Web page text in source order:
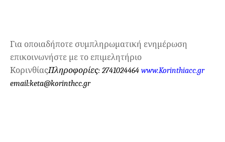
Για οποιαδήποτε συμπληρωματική ενημέρωση
επικοινωνήστε με το επιμελητήριο
ΚορινθίαςΠληροφορίες: 2741024464 www.Korinthiacc.gr
email:keta@korinthcc.gr